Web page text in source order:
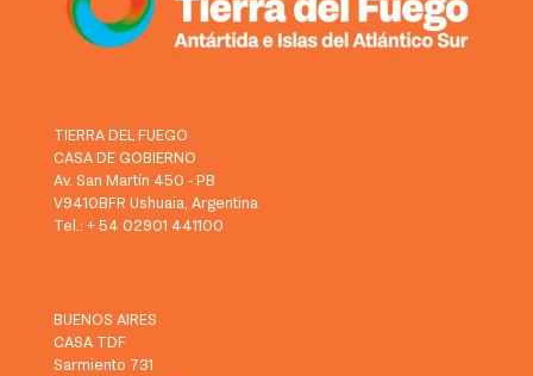
TIERRA DEL FUEGO
CASA DE GOBIERNO
Av. San Martín 450 - PB
V9410BFR Ushuaia, Argentina
Tel.: + 54 02901 441100
BUENOS AIRES
CASA TDF
Sarmiento 731